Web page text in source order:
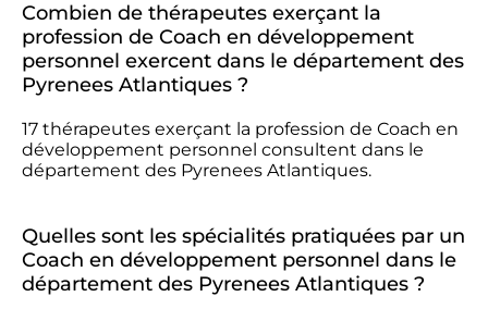
Combien de thérapeutes exerçant la
profession de Coach en développement
personnel exercent dans le département des
Pyrenees Atlantiques ?
17 thérapeutes exerçant la profession de Coach en
développement personnel consultent dans le
département des Pyrenees Atlantiques.
Quelles sont les spécialités pratiquées par un
Coach en développement personnel dans le
département des Pyrenees Atlantiques ?